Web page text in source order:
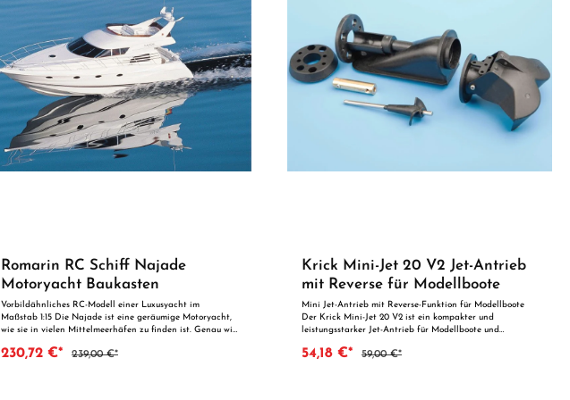
Romarin RC Schiff Najade
Motoryacht Baukasten
Vorbildähnliches RC-Modell einer Luxusyacht im
Maßstab 1:15 Die Najade ist eine geräumige Motoryacht,
wie sie in vielen Mittelmeerhäfen zu finden ist. Genau wie
geräumige Kabine, eine mächtige Flybridge und ein
230,72 €* 239,00 €*
Krick Mini-Jet 20 V2 Jet-Antrieb
mit Reverse für Modellboote
Mini Jet-Antrieb mit Reverse-Funktion für Modellboote
Der Krick Mini-Jet 20 V2 ist ein kompakter und
leistungsstarker Jet-Antrieb für Modellboote und
Wasser angesaugt und mit hohem Druck wieder
54,18 €* 59,00 €*